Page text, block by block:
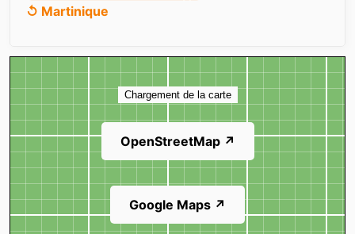
↺ Martinique
Carte
Chargement de la carte
OpenStreetMap ↗
Google Maps ↗